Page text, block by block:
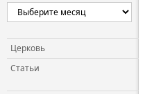
Церковь
Статьи